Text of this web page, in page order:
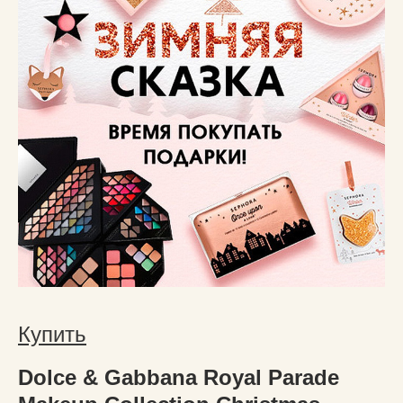
Купить
Dolce & Gabbana Royal Parade